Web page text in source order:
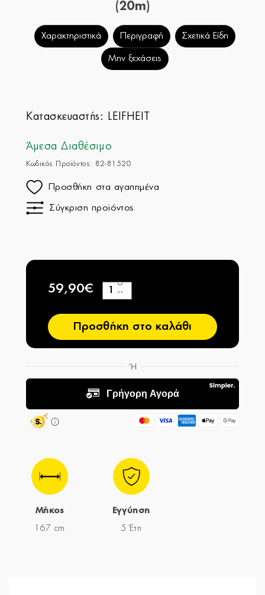
(20m)
Χαρακτηριστικά Περιγραφή Σχετικά Είδη
Μην ξεχάσεις
Κατασκευαστής: LEIFHEIT
Άμεσα Διαθέσιμο
Κωδικός Προϊόντος: 82-81520
Προσθήκη στα αγαπημένα
Σύγκριση προϊόντος
59,90€
−
+
Προσθήκη στο καλάθι
Μήκος
167 cm
Εγγύηση
5 Έτη